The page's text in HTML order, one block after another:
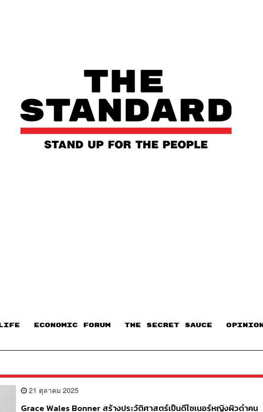
LIFE ECONOMIC FORUM THE SECRET SAUCE​ OPINION
21 ตุลาคม 2025
Grace Wales Bonner สร้างประวัติศาสตร์เป็นดีไซเนอร์หญิงผิวดำคน